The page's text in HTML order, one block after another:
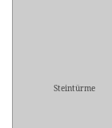
Steintürme